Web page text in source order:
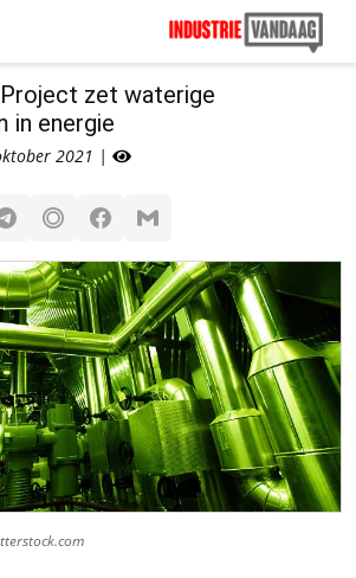
zet waterige
in energie
2021 |